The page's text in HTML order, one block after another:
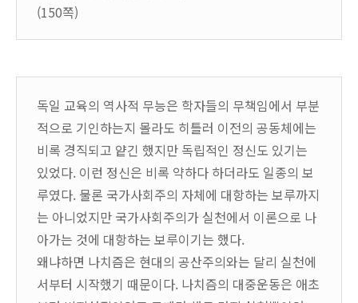
(150쪽)
독일 교육의 역사적 무능은 학자들의 무책임에서 부분
적으로 기인하는지 몰라도 히틀러 이전의 공동체에는
비록 경직되고 얕긴 했지만 독립적인 정신도 있기는
있었다. 이런 정신은 비록 약하다 하더라도 일종의 보
루였다. 물론 국가사회주의 자체에 대항하는 보루까지
는 아니었지만 국가사회주의가 실천에서 이론으로 나
아가는 것에 대항하는 보루이기는 했다.
왜냐하면 나치즘은 현대의 공산주의와는 달리 실천에
서부터 시작했기 때문이다. 나치즘의 대중운동은 애초